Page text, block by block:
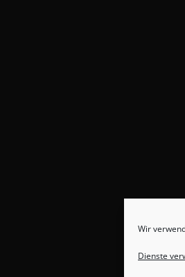
Wir
Dienste